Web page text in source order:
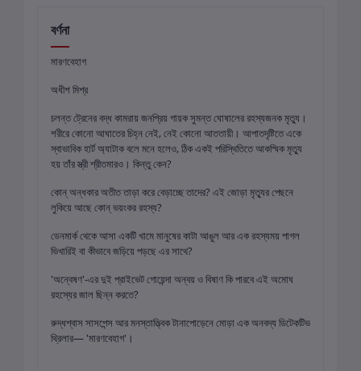
বর্ণনা
মারণবেহাগ
অধীশ মিশ্র
​চলন্ত ট্রেনের বদ্ধ কামরায় জনপ্রিয় গায়ক সুমন্ত ঘোষালের রহস্যজনক মৃত্যু।
শরীরে কোনো আঘাতের চিহ্ন নেই, নেই কোনো আততায়ী। আপাতদৃষ্টিতে একে
স্বাভাবিক হার্ট অ্যাটাক বলে মনে হলেও, ঠিক একই পরিস্থিতিতে আকস্মিক মৃত্যু
হয় তাঁর স্ত্রী শ্রীতমারও। কিন্তু কেন?
​কোন্ অন্ধকার অতীত তাড়া করে বেড়াচ্ছে তাদের? এই জোড়া মৃত্যুর পেছনে
লুকিয়ে আছে কোন্ ভয়ংকর রহস্য?
​ডেনমার্ক থেকে আসা একটি খামে মানুষের কাটা আঙুল আর এক রহস্যময় পাগল
ভিখারিই বা কীভাবে জড়িয়ে পড়ছে এর সাথে?
​'অন্বেষণ'-এর দুই প্রাইভেট গোয়েন্দা অন্বয় ও বিষাণ কি পারবে এই অমোঘ
রহস্যের জাল ছিন্ন করতে?
​রুদ্ধশ্বাস সাসপেন্স আর মনস্তাত্ত্বিক টানাপোড়েনে মোড়া এক অনবদ্য ডিটেকটিভ
থ্রিলার— 'মারণবেহাগ'।